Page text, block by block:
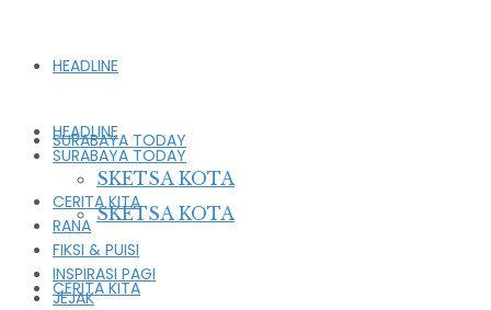
HEADLINE
SURABAYA TODAY
SKETSA KOTA
CERITA KITA
HEADLINE
SURABAYA TODAY
SKETSA KOTA
CERITA KITA
RANA
FIKSI & PUISI
INSPIRASI PAGI
JEJAK